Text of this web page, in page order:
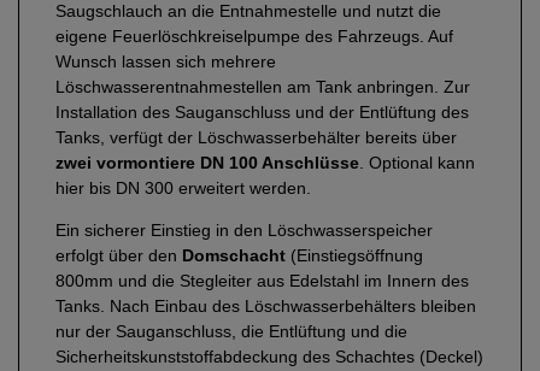
Saugschlauch an die Entnahmestelle und nutzt die
eigene Feuerlöschkreiselpumpe des Fahrzeugs. Auf
Wunsch lassen sich mehrere
Löschwasserentnahmestellen am Tank anbringen. Zur
Installation des Sauganschluss und der Entlüftung des
Tanks, verfügt der Löschwasserbehälter bereits über
zwei vormontiere DN 100 Anschlüsse . Optional kann
hier bis DN 300 erweitert werden.
Ein sicherer Einstieg in den Löschwasserspeicher
erfolgt über den Domschacht (Einstiegsöffnung
800mm und die Stegleiter aus Edelstahl im Innern des
Tanks. Nach Einbau des Löschwasserbehälters bleiben
nur der Sauganschluss, die Entlüftung und die
Sicherheitskunststoffabdeckung des Schachtes (Deckel)